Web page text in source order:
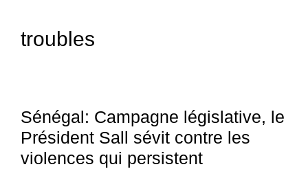
troubles
Sénégal: Campagne législative, le
Président Sall sévit contre les
violences qui persistent